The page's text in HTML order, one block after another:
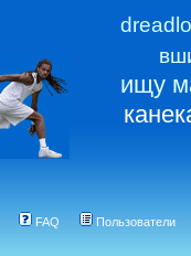
ищу
FAQ Пользователи